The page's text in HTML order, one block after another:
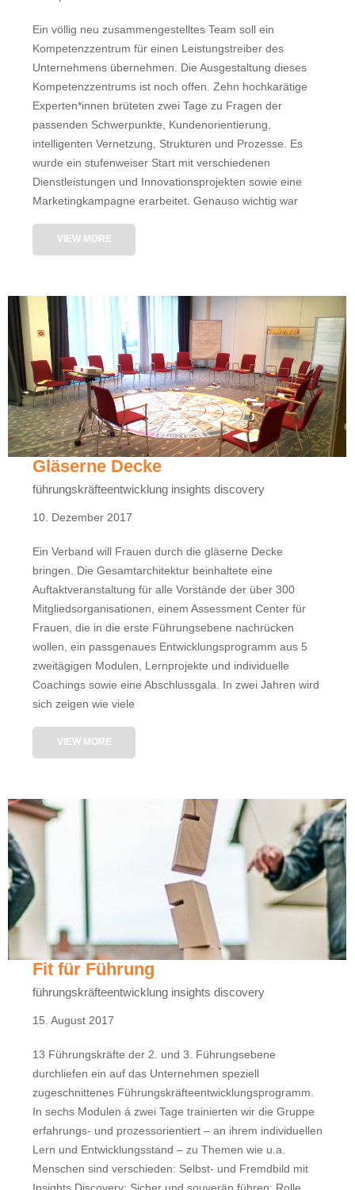
Ein völlig neu zusammengestelltes Team soll ein
Kompetenzzentrum für einen Leistungstreiber des
Unternehmens übernehmen. Die Ausgestaltung dieses
Kompetenzzentrums ist noch offen. Zehn hochkarätige
Experten*innen brüteten zwei Tage zu Fragen der
passenden Schwerpunkte, Kundenorientierung,
intelligenten Vernetzung, Strukturen und Prozesse. Es
wurde ein stufenweiser Start mit verschiedenen
Dienstleistungen und Innovationsprojekten sowie eine
Marketingkampagne erarbeitet. Genauso wichtig war
VIEW MORE
Gläserne Decke
führungskräfteentwicklung insights discovery
10. Dezember 2017
Ein Verband will Frauen durch die gläserne Decke
bringen. Die Gesamtarchitektur beinhaltete eine
Auftaktveranstaltung für alle Vorstände der über 300
Mitgliedsorganisationen, einem Assessment Center für
Frauen, die in die erste Führungsebene nachrücken
wollen, ein passgenaues Entwicklungsprogramm aus 5
zweitägigen Modulen, Lernprojekte und individuelle
Coachings sowie eine Abschlussgala. In zwei Jahren wird
sich zeigen wie viele
VIEW MORE
Fit für Führung
führungskräfteentwicklung insights discovery
15. August 2017
13 Führungskräfte der 2. und 3. Führungsebene
durchliefen ein auf das Unternehmen speziell
zugeschnittenes Führungskräfteentwicklungsprogramm.
In sechs Modulen á zwei Tage trainierten wir die Gruppe
erfahrungs- und prozessorientiert – an ihrem individuellen
Lern und Entwicklungsstand – zu Themen wie u.a.
Menschen sind verschieden: Selbst- und Fremdbild mit